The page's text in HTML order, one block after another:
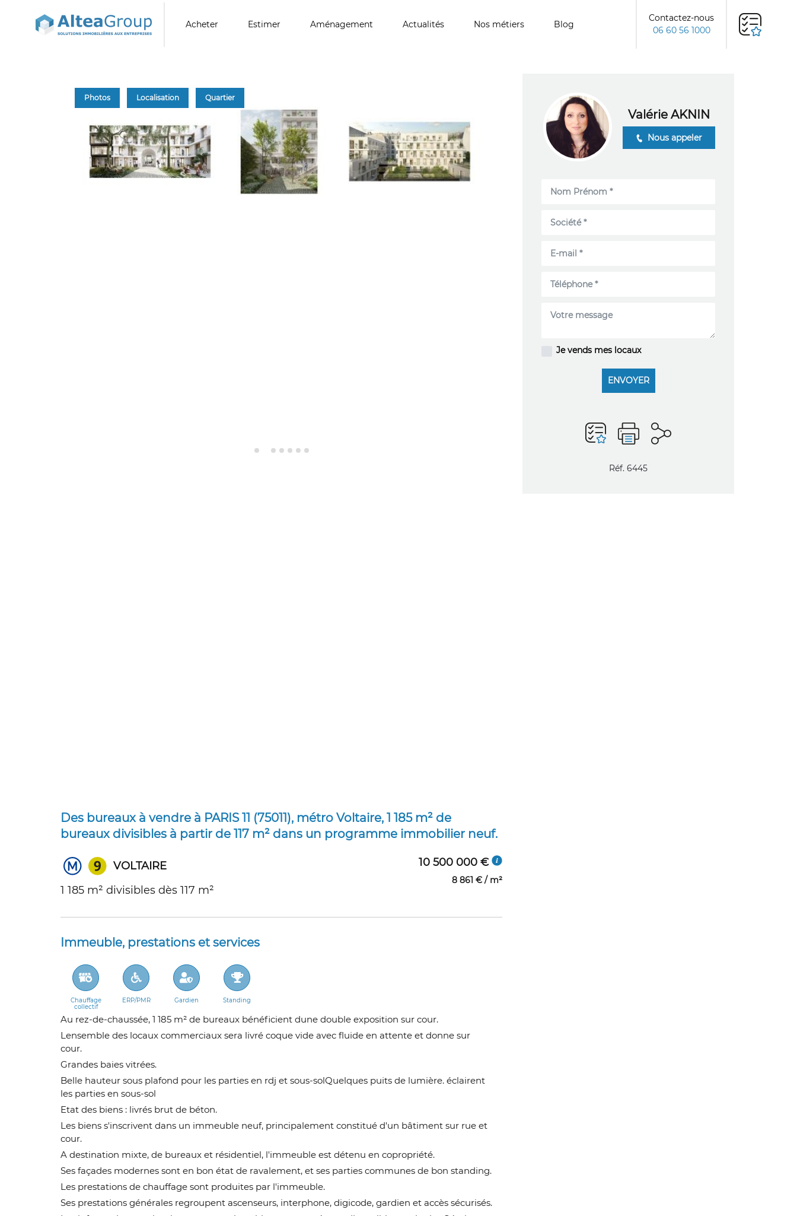
Acheter Estimer Aménagement Actualités Nos métiers Blog
Contactez-nous
06 60 56 1000
Photos Localisation Quartier
Des bureaux à vendre à PARIS 11 (75011), métro Voltaire, 1 185 m² de
bureaux divisibles à partir de 117 m² dans un programme immobilier neuf.
VOLTAIRE
1 185 m² divisibles dès 117 m²
10 500 000 €
8 861 € / m²
Immeuble, prestations et services
Chauffage
collectif
ERP/PMR Gardien Standing
Au rez-de-chaussée, 1 185 m² de bureaux bénéficient dune double exposition sur cour.
Lensemble des locaux commerciaux sera livré coque vide avec fluide en attente et donne sur
cour.
Grandes baies vitrées.
Belle hauteur sous plafond pour les parties en rdj et sous-solQuelques puits de lumière. éclairent
les parties en sous-sol
Etat des biens : livrés brut de béton.
Les biens s'inscrivent dans un immeuble neuf, principalement constitué d'un bâtiment sur rue et
cour.
A destination mixte, de bureaux et résidentiel, l'immeuble est détenu en copropriété.
Ses façades modernes sont en bon état de ravalement, et ses parties communes de bon standing.
Les prestations de chauffage sont produites par l'immeuble.
Ses prestations générales regroupent ascenseurs, interphone, digicode, gardien et accès sécurisés.
Valérie AKNIN
Nous appeler
Je vends mes locaux
ENVOYER
Réf. 6445